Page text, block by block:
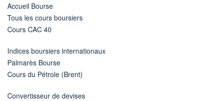
Accueil Bourse
Tous les cours boursiers
Cours CAC 40
Indices boursiers internationaux
Palmarès Bourse
Cours du Pétrole (Brent)
Convertisseur de devises